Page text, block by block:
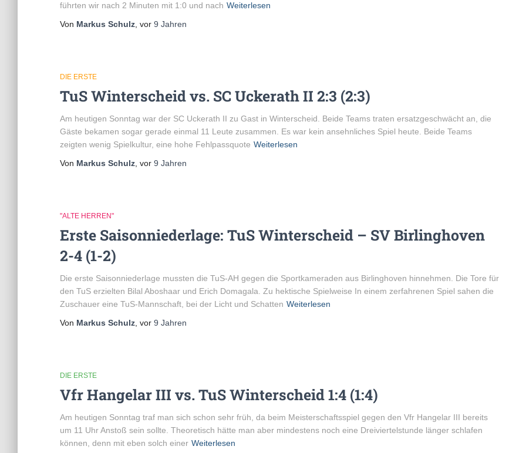
führten wir nach 2 Minuten mit 1:0 und nach Weiterlesen
Von Markus Schulz , vor 9 Jahren
DIE ERSTE
TuS Winterscheid vs. SC Uckerath II 2:3 (2:3)
Am heutigen Sonntag war der SC Uckerath II zu Gast in Winterscheid. Beide Teams traten ersatzgeschwächt an, die
Gäste bekamen sogar gerade einmal 11 Leute zusammen. Es war kein ansehnliches Spiel heute. Beide Teams
zeigten wenig Spielkultur, eine hohe Fehlpassquote Weiterlesen
Von Markus Schulz , vor 9 Jahren
"ALTE HERREN"
Erste Saisonniederlage: TuS Winterscheid – SV Birlinghoven
2-4 (1-2)
Die erste Saisonniederlage mussten die TuS-AH gegen die Sportkameraden aus Birlinghoven hinnehmen. Die Tore für
den TuS erzielten Bilal Aboshaar und Erich Domagala. Zu hektische Spielweise In einem zerfahrenen Spiel sahen die
Zuschauer eine TuS-Mannschaft, bei der Licht und Schatten Weiterlesen
Von Markus Schulz , vor 9 Jahren
DIE ERSTE
Vfr Hangelar III vs. TuS Winterscheid 1:4 (1:4)
Am heutigen Sonntag traf man sich schon sehr früh, da beim Meisterschaftsspiel gegen den Vfr Hangelar III bereits
um 11 Uhr Anstoß sein sollte. Theoretisch hätte man aber mindestens noch eine Dreiviertelstunde länger schlafen
können, denn mit eben solch einer Weiterlesen